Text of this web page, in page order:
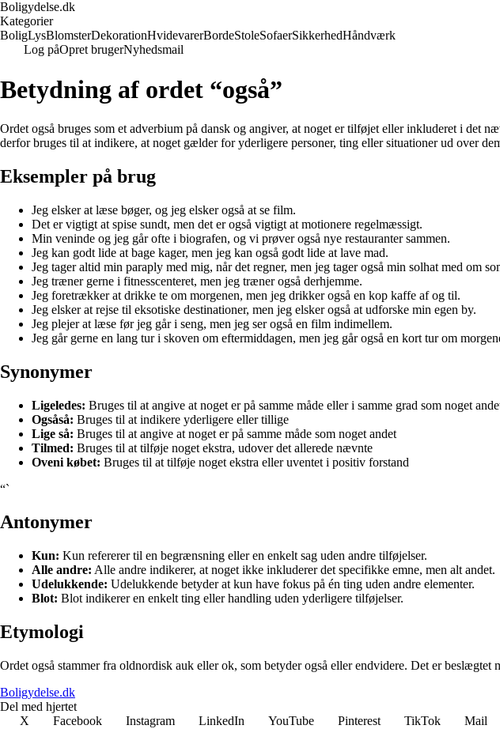
Boligydelse.dk
Kategorier
BoligLysBlomsterDekorationHvidevarerBordeStoleSofaerSikkerhedHåndværk
Log påOpret brugerNyhedsmail
Betydning af ordet “også”
Ordet også bruges som et adverbium på dansk og angiver, at noget er tilføjet eller inkluderet i det
derfor bruges til at indikere, at noget gælder for yderligere personer, ting eller situationer ud over
Eksempler på brug
Jeg elsker at læse bøger, og jeg elsker også at se film.
Det er vigtigt at spise sundt, men det er også vigtigt at motionere regelmæssigt.
Min veninde og jeg går ofte i biografen, og vi prøver også nye restauranter sammen.
Jeg kan godt lide at bage kager, men jeg kan også godt lide at lave mad.
Jeg tager altid min paraply med mig, når det regner, men jeg tager også min solhat med om
Jeg træner gerne i fitnesscenteret, men jeg træner også derhjemme.
Jeg foretrækker at drikke te om morgenen, men jeg drikker også en kop kaffe af og til.
Jeg elsker at rejse til eksotiske destinationer, men jeg elsker også at udforske min egen by.
Jeg plejer at læse før jeg går i seng, men jeg ser også en film indimellem.
Jeg går gerne en lang tur i skoven om eftermiddagen, men jeg går også en kort tur om
Synonymer
Ligeledes: Bruges til at angive at noget er på samme måde eller i samme grad som noget
Ogsåså: Bruges til at indikere yderligere eller tillige
Lige så: Bruges til at angive at noget er på samme måde som noget andet
Tilmed: Bruges til at tilføje noget ekstra, udover det allerede nævnte
Oveni købet: Bruges til at tilføje noget ekstra eller uventet i positiv forstand
“`
Antonymer
Kun: Kun refererer til en begrænsning eller en enkelt sag uden andre tilføjelser.
Alle andre: Alle andre indikerer, at noget ikke inkluderer det specifikke emne, men alt andet.
Udelukkende: Udelukkende betyder at kun have fokus på én ting uden andre elementer.
Blot: Blot indikerer en enkelt ting eller handling uden yderligere tilføjelser.
Etymologi
Ordet også stammer fra oldnordisk auk eller ok, som betyder også eller endvidere. Det er beslægtet
Boligydelse.dk
Del med hjertet
X
Facebook Instagram LinkedIn YouTube Pinterest TikTok Mail